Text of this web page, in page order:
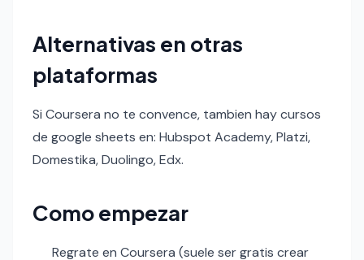
Alternativas en otras
plataformas
Si Coursera no te convence, tambien hay cursos
de google sheets en: Hubspot Academy, Platzi,
Domestika, Duolingo, Edx.
Como empezar
Regrate en Coursera (suele ser gratis crear